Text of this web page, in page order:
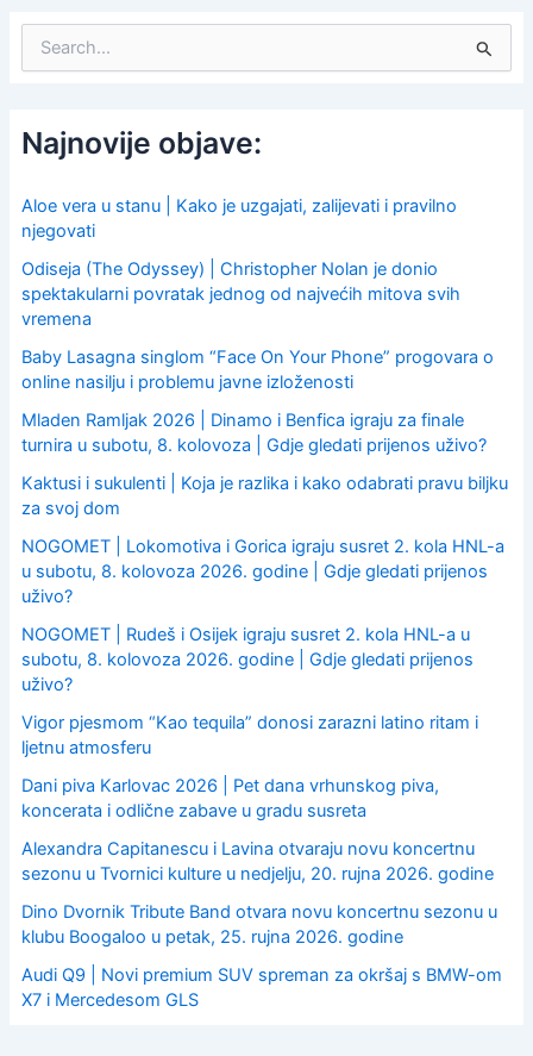
c
h
o
r
Najnovije objave:
Aloe vera u stanu | Kako je uzgajati, zalijevati i pravilno
njegovati
Odiseja (The Odyssey) | Christopher Nolan je donio
spektakularni povratak jednog od najvećih mitova svih
vremena
Baby Lasagna singlom “Face On Your Phone” progovara o
online nasilju i problemu javne izloženosti
Mladen Ramljak 2026 | Dinamo i Benfica igraju za finale
turnira u subotu, 8. kolovoza | Gdje gledati prijenos uživo?
Kaktusi i sukulenti | Koja je razlika i kako odabrati pravu biljku
za svoj dom
NOGOMET | Lokomotiva i Gorica igraju susret 2. kola HNL-a
u subotu, 8. kolovoza 2026. godine | Gdje gledati prijenos
uživo?
NOGOMET | Rudeš i Osijek igraju susret 2. kola HNL-a u
subotu, 8. kolovoza 2026. godine | Gdje gledati prijenos
uživo?
Vigor pjesmom “Kao tequila” donosi zarazni latino ritam i
ljetnu atmosferu
Dani piva Karlovac 2026 | Pet dana vrhunskog piva,
koncerata i odlične zabave u gradu susreta
Alexandra Capitanescu i Lavina otvaraju novu koncertnu
sezonu u Tvornici kulture u nedjelju, 20. rujna 2026. godine
Dino Dvornik Tribute Band otvara novu koncertnu sezonu u
klubu Boogaloo u petak, 25. rujna 2026. godine
Audi Q9 | Novi premium SUV spreman za okršaj s BMW-om
X7 i Mercedesom GLS